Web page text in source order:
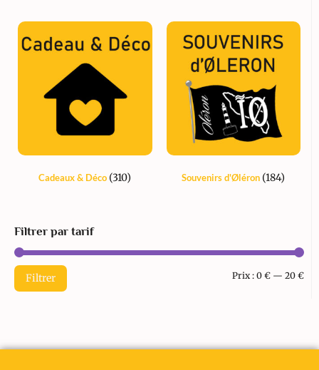
Cadeaux & Déco (310) Souvenirs d'Øléron (184)
Filtrer par tarif
Filtrer Prix : 0 € — 20 €